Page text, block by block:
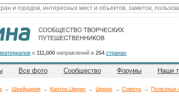
материалов о 111,000 направлений в 254 странах
Все фото Сообщество Форумы Наши
→ Швейцария → Кантон Цюрих → Цюрих → Советы → Полезные